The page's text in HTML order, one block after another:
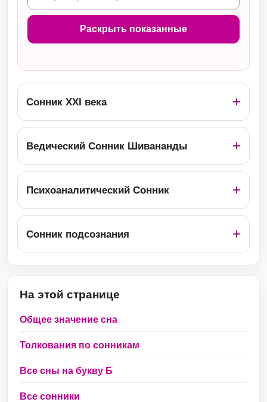
Раскрыть показанные
Сонник ХХІ века
Ведический Сонник Шивананды
Психоаналитический Сонник
Сонник подсознания
На этой странице
Общее значение сна
Толкования по сонникам
Все сны на букву Б
Все сонники